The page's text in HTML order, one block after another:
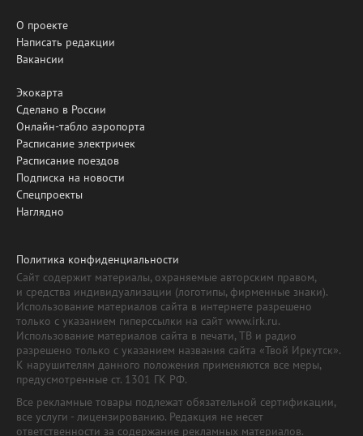
О проекте
Написать редакции
Вакансии
Экокарта
Сделано в России
Онлайн-табло аэропорта
Расписание электричек
Расписание поездов
Подписка на новости
Спецпроекты
Наглядно
Политика конфиденциальности
Сайт содержит материалы, охраняемые авторским правом,
и средства индивидуализации (логотипы, фирменные знаки).
Использование материалов сайта в интернете разрешено
только с указанием гиперссылки на сайт www.irk.ru.
Использование материалов сайта в печати, ТВ и радио
разрешено только с указанием названия сайта «Твой Иркутск».
К нарушителям данного положения применяются все меры,
предусмотренные ст. 1301 ГК РФ.
Все рекламные товары подлежат обязательной сертификации,
все услуги - лицензированию. Редакция не несет
ответственности за содержание рекламных материалов.